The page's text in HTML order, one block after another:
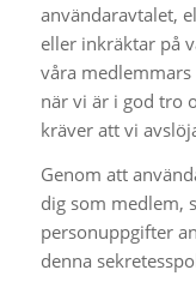
användaravtalet,
eller inkräktar på
våra
när vi är i god tro
kräver att vi
Genom att
dig som medlem,
personuppgifter
denna